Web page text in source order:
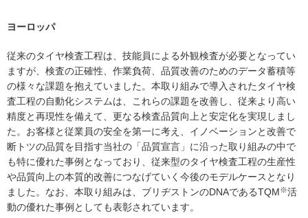
ヨーロッパ
従来のタイヤ検査工程は、技能員による外観検査が必要となってい
ますが、検査の正確性、作業負荷、品質改善のためのデータ蓄積等
の様々な課題を抱えていました。本取り組みで導入されたタイヤ検
査工程の自動化システムは、これらの課題を改善し、従来より高い
精度と再現性を備えて、更なる検査品質向上と安定化を実現しまし
た。お客様と従業員の安全を第一に考え、イノベーションと改善で
断トツの品質を目指す当社の「品質宣言」に沿った取り組みの中で
も特に優れた事例となっており、従来型のタイヤ検査工程の生産性
や品質向上の本質的改善につなげていく今後のモデルケースとなり
ました。なお、本取り組みは、ブリヂストンのDNAであるTQM※活
動の優れた事例としても表彰されています。